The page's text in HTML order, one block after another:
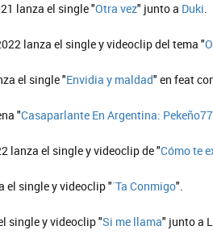
lanza el single "Otra vez" junto a Duki.
lanza el single y videoclip del tema "
el single "Envidia y maldad" en feat
"Casaparlante En Argentina: Pekeño77
lanza el single y videoclip de "Cómo te
el single y videoclip "`Ta Conmigo".
single y videoclip "Si me llama" junto a